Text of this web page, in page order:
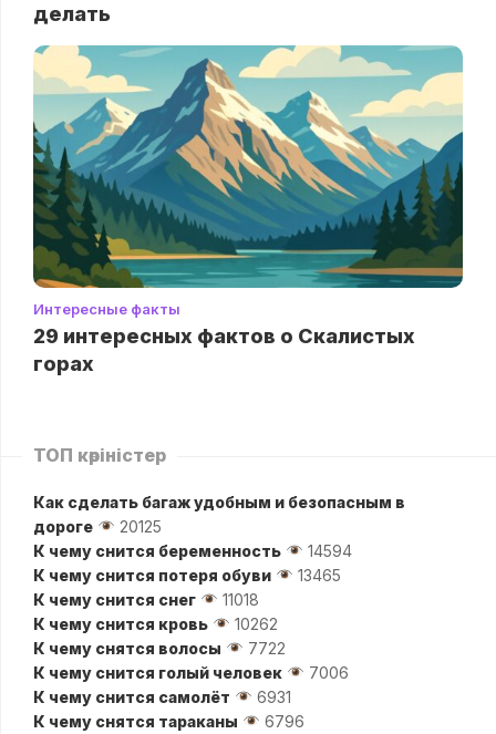
делать
Интересные факты
29 интересных фактов о Скалистых
горах
ТОП көріністер
Как сделать багаж удобным и безопасным в
дороге
20125
К чему снится беременность
14594
К чему снится потеря обуви
13465
К чему снится снег
11018
К чему снится кровь
10262
К чему снятся волосы
7722
К чему снится голый человек
7006
К чему снится самолёт
6931
К чему снятся тараканы
6796